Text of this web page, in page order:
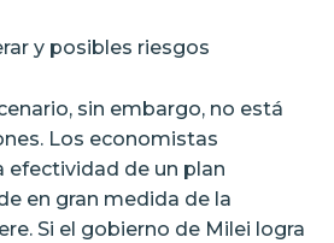
y posibles riesgos
sin embargo, no está
Los economistas
efectividad de un plan
en gran medida de la
Si el gobierno de Milei logra